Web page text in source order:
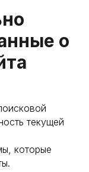
о
текущей
которые